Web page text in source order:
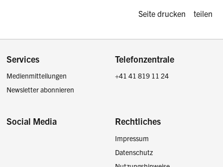
Diese Seite
Seite drucken teilen
Footer
Services
Medienmitteilungen
Newsletter abonnieren
Telefonzentrale
+41 41 819 11 24
Social Media Rechtliches
Impressum
Datenschutz